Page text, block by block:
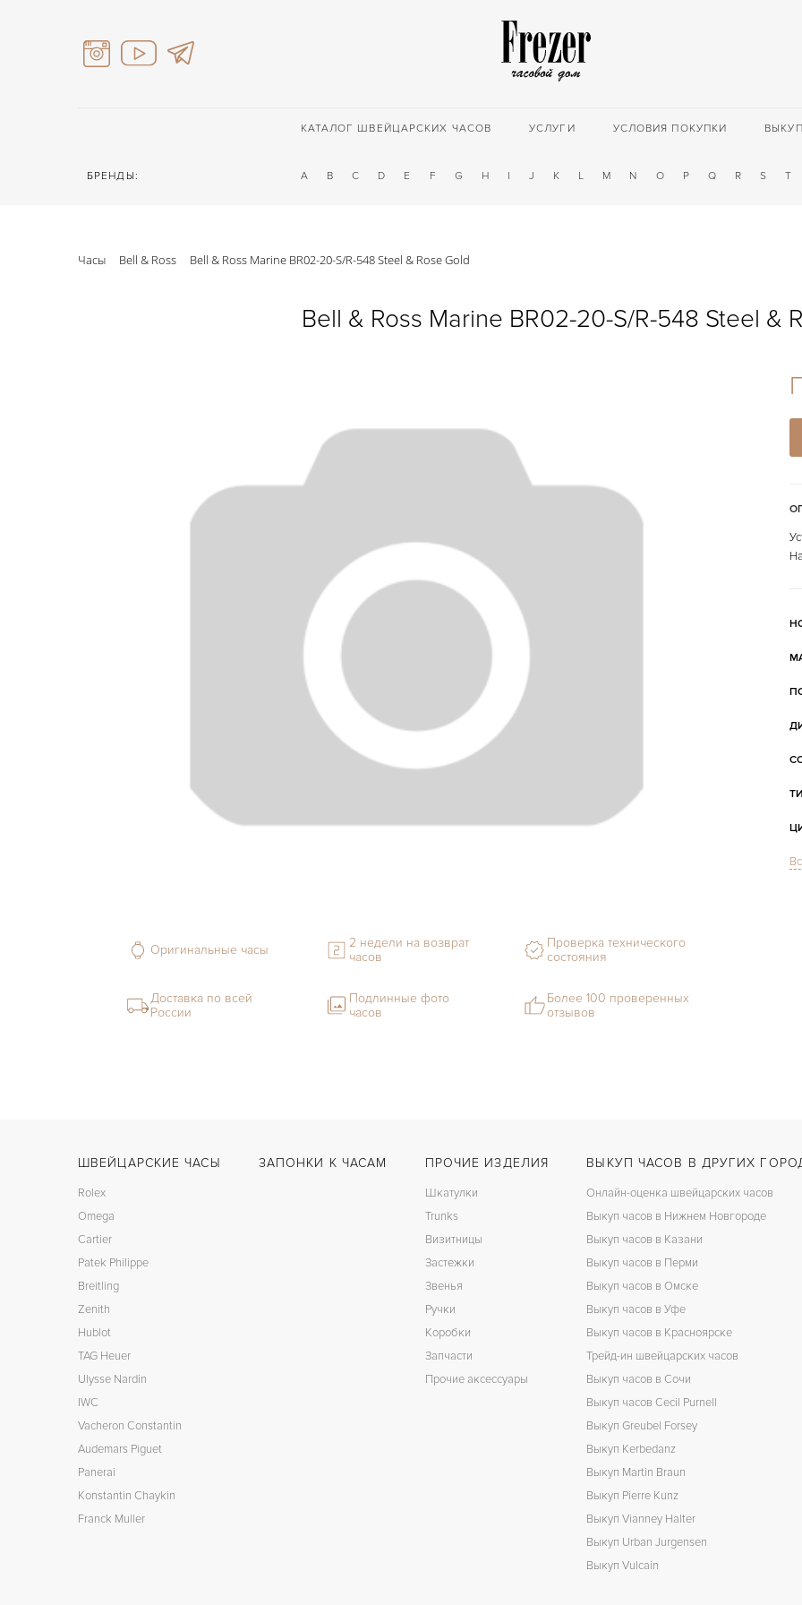
КАТАЛОГ ШВЕЙЦАРСКИХ ЧАСОВ УСЛУГИ УСЛОВИЯ ПОКУПКИ ВЫКУП
БРЕНДЫ: A B C D E F G H I J K L M N O P Q R S T
Часы Bell & Ross Bell & Ross Marine BR02-20-S/R-548 Steel & Rose Gold
Bell & Ross Marine BR02-20-S/R-548 Steel &
Оригинальные часы
2 недели на возврат
часов
Проверка технического
состояния
Доставка по всей
России
Подлинные фото
часов
Более 100 проверенных
отзывов
ШВЕЙЦАРСКИЕ ЧАСЫ
Rolex
Omega
Cartier
Patek Philippe
Breitling
Zenith
Hublot
TAG Heuer
Ulysse Nardin
IWC
Vacheron Constantin
Audemars Piguet
Panerai
Konstantin Chaykin
Franck Muller
ЗАПОНКИ К ЧАСАМ ПРОЧИЕ ИЗДЕЛИЯ
Шкатулки
Trunks
Визитницы
Застежки
Звенья
Ручки
Коробки
Запчасти
Прочие аксессуары
ВЫКУП ЧАСОВ В ДРУГИХ
Онлайн-оценка швейцарских часов
Выкуп часов в Нижнем Новгороде
Выкуп часов в Казани
Выкуп часов в Перми
Выкуп часов в Омске
Выкуп часов в Уфе
Выкуп часов в Красноярске
Трейд-ин швейцарских часов
Выкуп часов в Сочи
Выкуп часов Cecil Purnell
Выкуп Greubel Forsey
Выкуп Kerbedanz
Выкуп Martin Braun
Выкуп Pierre Kunz
Выкуп Vianney Halter
Выкуп Urban Jurgensen
Выкуп Vulcain